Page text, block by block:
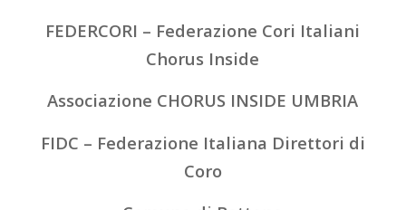
FEDERCORI – Federazione Cori Italiani
Chorus Inside
Associazione CHORUS INSIDE UMBRIA
FIDC – Federazione Italiana Direttori di
Coro